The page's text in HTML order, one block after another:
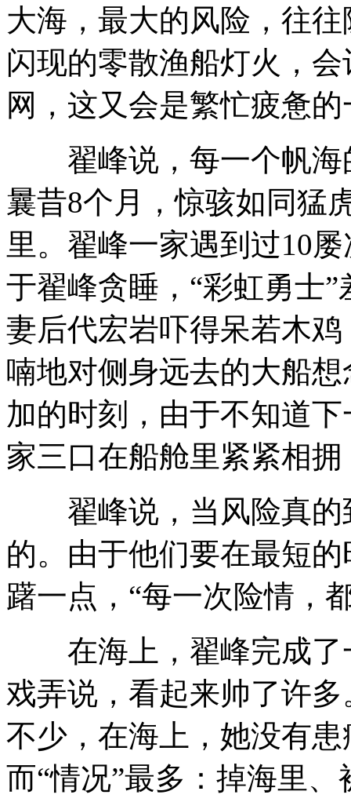
大海，最大的风险，往
闪现的零散渔船灯火，
网，这又会是繁忙疲惫
翟峰说，每一个帆海
曩昔8个月，惊骇如同猛
里。翟峰一家遇到过10
于翟峰贪睡，“彩虹勇士
妻后代宏岩吓得呆若木
喃地对侧身远去的大船想
加的时刻，由于不知道
家三口在船舱里紧紧相
翟峰说，当风险真的
的。由于他们要在最短
躇一点，“每一次险情，
在海上，翟峰完成了
戏弄说，看起来帅了许
不少，在海上，她没有
而“情况”最多：掉海里